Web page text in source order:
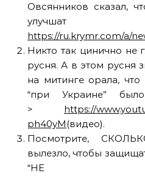
Овсянников сказал,
улучшат
https://ru.krymr.com/a/
Никто так цинично не
русня. А в этом русня
на митинге орала,
“при Украине”
> https://
ph40yM(видео).
Посмотрите,
вылезло, чтобы
“НЕ